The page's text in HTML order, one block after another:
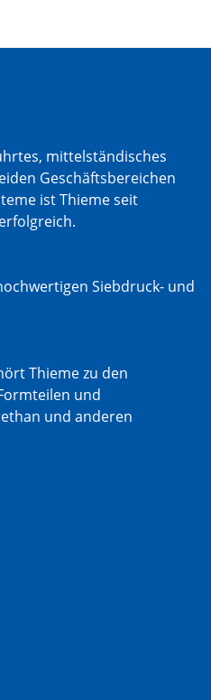
mittelständisches
Geschäftsbereichen
ist Thieme seit
Siebdruck- und
Thieme zu den
und
und anderen